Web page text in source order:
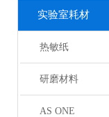
实验室耗材
热敏纸
研磨材料
AS ONE